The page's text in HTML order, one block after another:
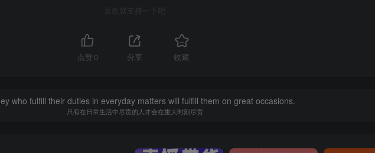
喜欢就支持一下吧
点赞 0 分享 收藏
who fulfill their duties in everyday matters will fulfill them on great occasions.
只有在日常生活中尽责的人才会在重大时刻尽责